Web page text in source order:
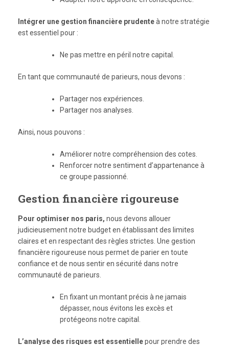
Intégrer une gestion financière prudenteà notre stratégie
est essentiel pour :
Ne pas mettre en péril notre capital.
En tant que communauté de parieurs, nous devons :
Partager nos expériences.
Partager nos analyses.
Ainsi, nous pouvons :
Améliorer notre compréhension des cotes.
Renforcer notre sentiment d’appartenance à
ce groupe passionné.
Gestion financière rigoureuse
Pour optimiser nos paris, nous devons allouer
judicieusement notre budget en établissant des limites
claires et en respectant des règles strictes. Une gestion
financière rigoureuse nous permet de parier en toute
confiance et de nous sentir en sécurité dans notre
communauté de parieurs.
En fixant un montant précis à ne jamais
dépasser, nous évitons les excès et
protégeons notre capital.
L’analyse des risques est essentiellepour prendre des